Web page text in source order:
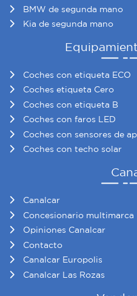
BMW de segunda mano
Kia de segunda mano
Coches con etiqueta ECO
Coches etiqueta Cero
Coches con etiqueta B
Coches con faros LED
Coches con sensores de
Coches con techo solar
Canalcar
Concesionario multimarca
Opiniones Canalcar
Contacto
Canalcar Europolis
Canalcar Las Rozas